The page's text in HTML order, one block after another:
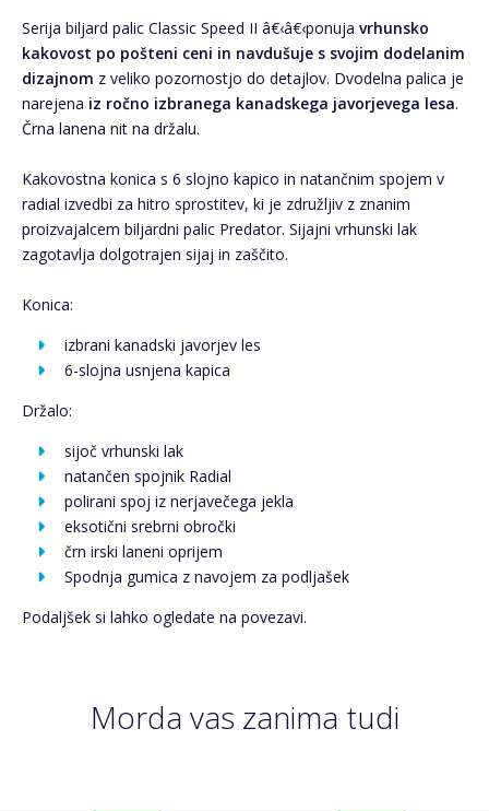
Serija biljard palic Classic Speed II â€‹â€‹ponuja vrhunsko
kakovost po pošteni ceni in navdušuje s svojim dodelanim
dizajnom z veliko pozornostjo do detajlov. Dvodelna palica je
narejena iz ročno izbranega kanadskega javorjevega lesa.
Črna lanena nit na držalu.
Kakovostna konica s 6 slojno kapico in natančnim spojem v
radial izvedbi za hitro sprostitev, ki je združljiv z znanim
proizvajalcem biljardni palic Predator. Sijajni vrhunski lak
zagotavlja dolgotrajen sijaj in zaščito.
Konica:
izbrani kanadski javorjev les
6-slojna usnjena kapica
Držalo:
sijoč vrhunski lak
natančen spojnik Radial
polirani spoj iz nerjavečega jekla
eksotični srebrni obročki
črn irski laneni oprijem
Spodnja gumica z navojem za podljašek
Podaljšek si lahko ogledate na povezavi.
Morda vas zanima tudi